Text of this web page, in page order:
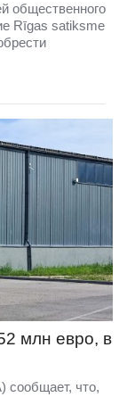
общественного
Rīgas satiksme
млн евро, в
сообщает, что,